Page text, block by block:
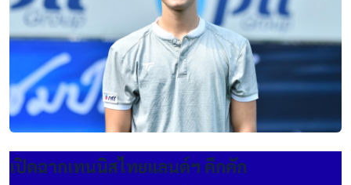
เปิดฉากเทนนิสไทยแลนด์ฯ คึกคัก